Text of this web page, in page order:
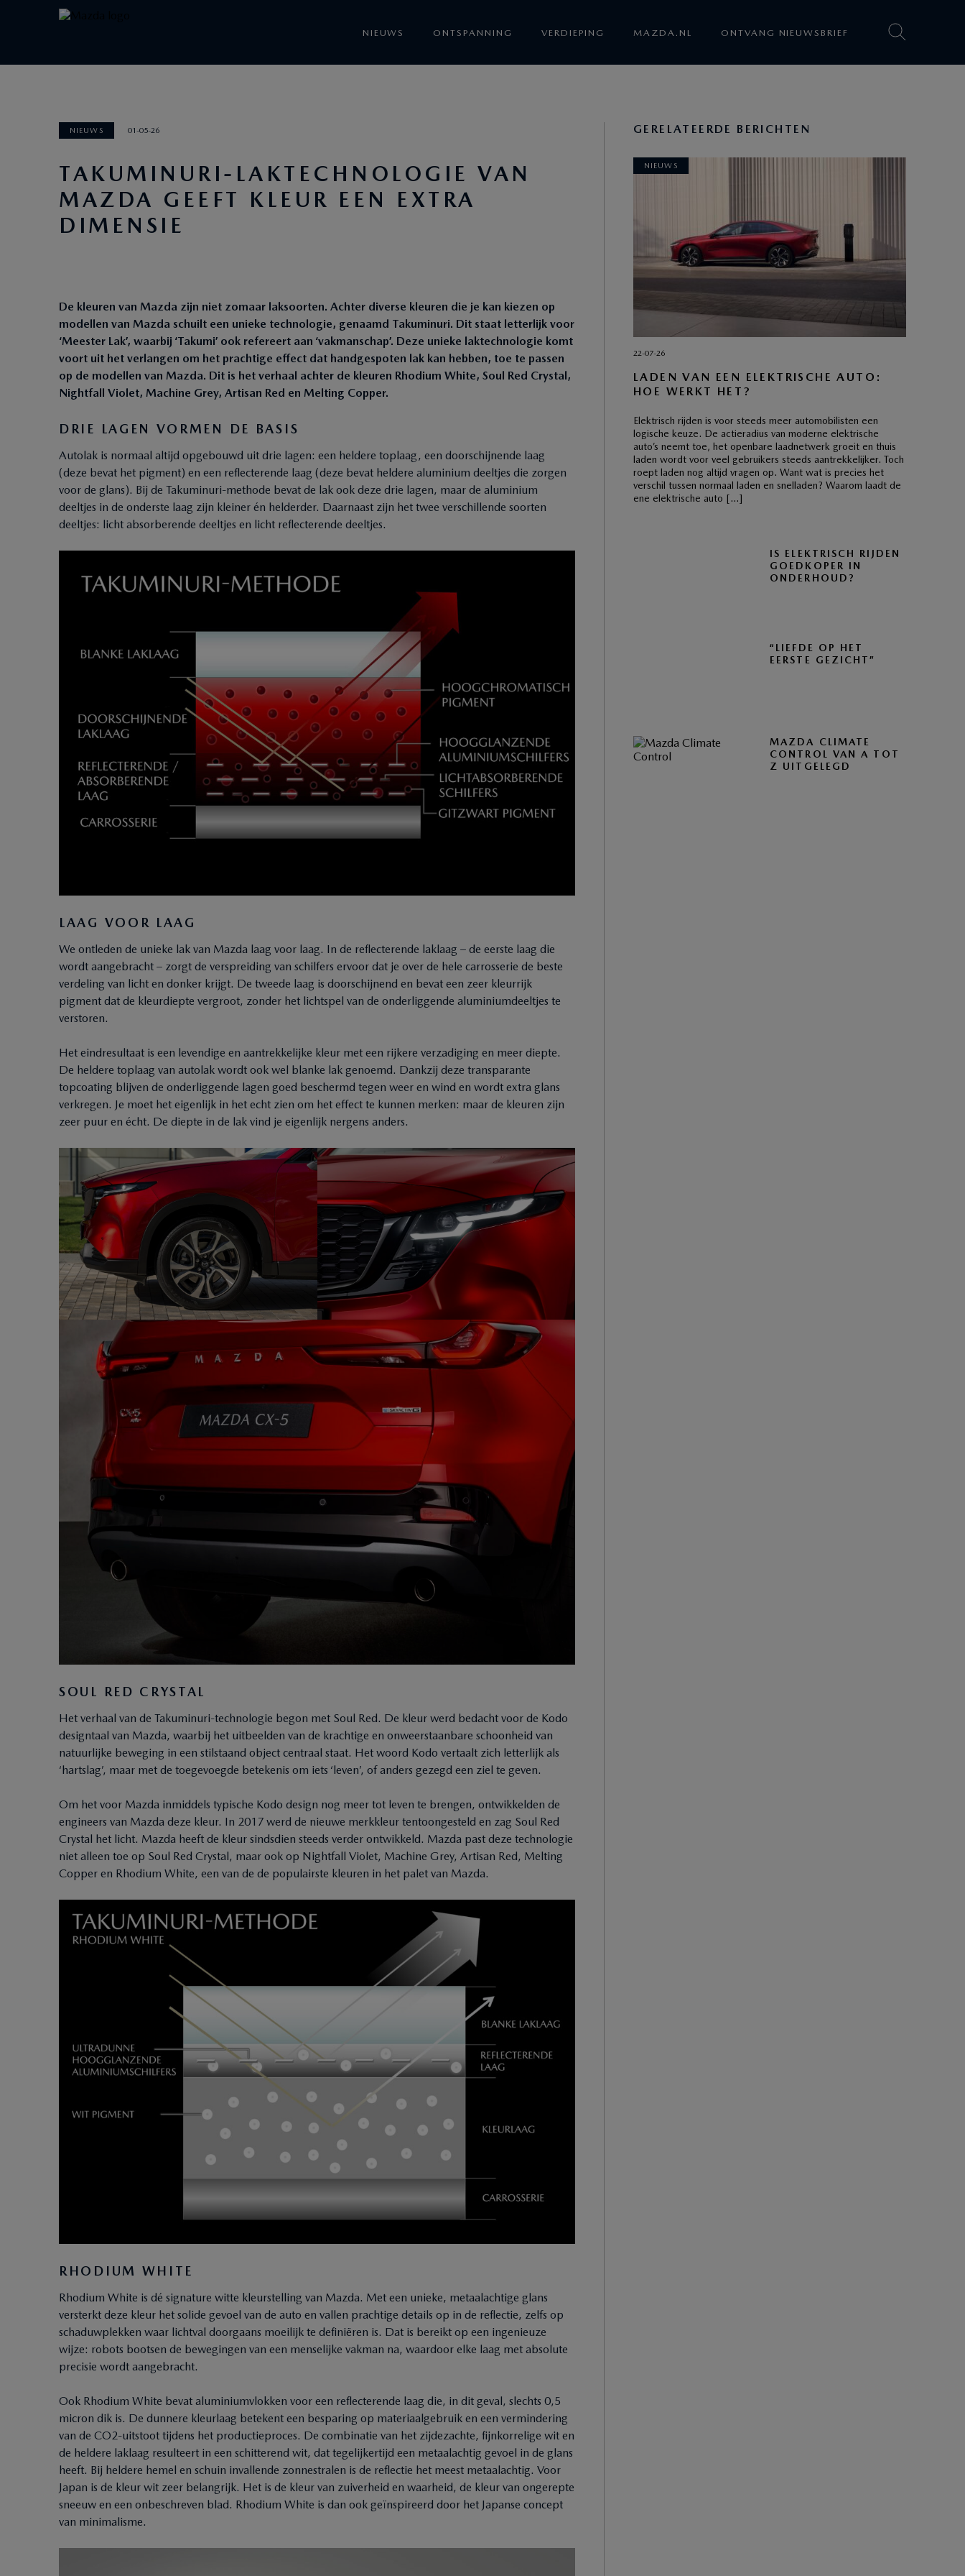
NIEUWS ONTSPANNING VERDIEPING MAZDA.NL ONTVANG NIEUWSBRIEF
NIEUWS 01-05-26
TAKUMINURI-LAKTECHNOLOGIE VAN
MAZDA GEEFT KLEUR EEN EXTRA
DIMENSIE
De kleuren van Mazda zijn niet zomaar laksoorten. Achter diverse kleuren die je kan kiezen op
modellen van Mazda schuilt een unieke technologie, genaamd Takuminuri. Dit staat letterlijk voor
‘Meester Lak’, waarbij ‘Takumi’ ook refereert aan ‘vakmanschap’. Deze unieke laktechnologie komt
voort uit het verlangen om het prachtige effect dat handgespoten lak kan hebben, toe te passen
op de modellen van Mazda. Dit is het verhaal achter de kleuren Rhodium White, Soul Red Crystal,
Nightfall Violet, Machine Grey, Artisan Red en Melting Copper.
DRIE LAGEN VORMEN DE BASIS
Autolak is normaal altijd opgebouwd uit drie lagen: een heldere toplaag, een doorschijnende laag
(deze bevat het pigment) en een reflecterende laag (deze bevat heldere aluminium deeltjes die zorgen
voor de glans). Bij de Takuminuri-methode bevat de lak ook deze drie lagen, maar de aluminium
deeltjes in de onderste laag zijn kleiner én helderder. Daarnaast zijn het twee verschillende soorten
deeltjes: licht absorberende deeltjes en licht reflecterende deeltjes.
LAAG VOOR LAAG
We ontleden de unieke lak van Mazda laag voor laag. In de reflecterende laklaag – de eerste laag die
wordt aangebracht – zorgt de verspreiding van schilfers ervoor dat je over de hele carrosserie de beste
verdeling van licht en donker krijgt. De tweede laag is doorschijnend en bevat een zeer kleurrijk
pigment dat de kleurdiepte vergroot, zonder het lichtspel van de onderliggende aluminiumdeeltjes te
verstoren.
Het eindresultaat is een levendige en aantrekkelijke kleur met een rijkere verzadiging en meer diepte.
De heldere toplaag van autolak wordt ook wel blanke lak genoemd. Dankzij deze transparante
topcoating blijven de onderliggende lagen goed beschermd tegen weer en wind en wordt extra glans
verkregen. Je moet het eigenlijk in het echt zien om het effect te kunnen merken: maar de kleuren zijn
zeer puur en écht. De diepte in de lak vind je eigenlijk nergens anders.
SOUL RED CRYSTAL
Het verhaal van de Takuminuri-technologie begon met Soul Red. De kleur werd bedacht voor de Kodo
designtaal van Mazda, waarbij het uitbeelden van de krachtige en onweerstaanbare schoonheid van
natuurlijke beweging in een stilstaand object centraal staat. Het woord Kodo vertaalt zich letterlijk als
‘hartslag’, maar met de toegevoegde betekenis om iets ‘leven’, of anders gezegd een ziel te geven.
Om het voor Mazda inmiddels typische Kodo design nog meer tot leven te brengen, ontwikkelden de
engineers van Mazda deze kleur. In 2017 werd de nieuwe merkkleur tentoongesteld en zag Soul Red
Crystal het licht. Mazda heeft de kleur sindsdien steeds verder ontwikkeld. Mazda past deze technologie
niet alleen toe op Soul Red Crystal, maar ook op Nightfall Violet, Machine Grey, Artisan Red, Melting
Copper en Rhodium White, een van de de populairste kleuren in het palet van Mazda.
RHODIUM WHITE
Rhodium White is dé signature witte kleurstelling van Mazda. Met een unieke, metaalachtige glans
versterkt deze kleur het solide gevoel van de auto en vallen prachtige details op in de reflectie, zelfs op
schaduwplekken waar lichtval doorgaans moeilijk te definiëren is. Dat is bereikt op een ingenieuze
wijze: robots bootsen de bewegingen van een menselijke vakman na, waardoor elke laag met absolute
precisie wordt aangebracht.
Ook Rhodium White bevat aluminiumvlokken voor een reflecterende laag die, in dit geval, slechts 0,5
micron dik is. De dunnere kleurlaag betekent een besparing op materiaalgebruik en een vermindering
van de CO2-uitstoot tijdens het productieproces. De combinatie van het zijdezachte, fijnkorrelige wit en
de heldere laklaag resulteert in een schitterend wit, dat tegelijkertijd een metaalachtig gevoel in de glans
heeft. Bij heldere hemel en schuin invallende zonnestralen is de reflectie het meest metaalachtig. Voor
Japan is de kleur wit zeer belangrijk. Het is de kleur van zuiverheid en waarheid, de kleur van ongerepte
sneeuw en een onbeschreven blad. Rhodium White is dan ook geïnspireerd door het Japanse concept
van minimalisme.
GERELATEERDE BERICHTEN
NIEUWS
22-07-26
LADEN VAN EEN ELEKTRISCHE AUTO:
HOE WERKT HET?
Elektrisch rijden is voor steeds meer automobilisten een
logische keuze. De actieradius van moderne elektrische
auto’s neemt toe, het openbare laadnetwerk groeit en thuis
laden wordt voor veel gebruikers steeds aantrekkelijker. Toch
roept laden nog altijd vragen op. Want wat is precies het
verschil tussen normaal laden en snelladen? Waarom laadt de
ene elektrische auto […]
IS ELEKTRISCH RIJDEN
GOEDKOPER IN
ONDERHOUD?
“LIEFDE OP HET
EERSTE GEZICHT”
MAZDA CLIMATE
CONTROL VAN A TOT
Z UITGELEGD